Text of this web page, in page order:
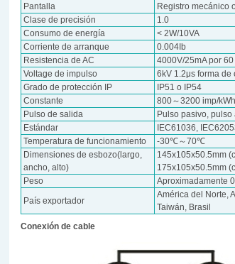
Pantalla
Registro mecánico
Clase de precisión
1.0
Consumo de energía
< 2W/10VA
Corriente de arranque
0.004Ib
Resistencia de AC
4000V/25mA por
Voltage de impulso
6kV 1.2μs forma de
Grado de protección IP
IP51 o IP54
Constante
800～3200 imp/kWh
Pulso de salida
Pulso pasivo,
Estándar
IEC61036,
Temperatura de funcionamiento
-30℃～70℃
Dimensiones de esbozo(largo,
ancho, alto)
145x105x50.5mm
175x105x50.5mm
Peso
Aproximadamente
País exportador
América del Norte,
Taiwán, Brasil
Conexión de cable